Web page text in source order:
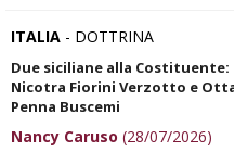
ITALIA - DOTTRINA
Due siciliane alla Costituente:
Nicotra Fiorini Verzotto e
Penna Buscemi
Nancy Caruso (28/07/2026)